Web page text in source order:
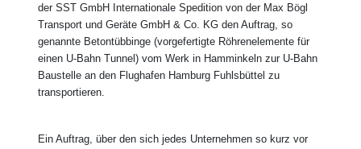
der SST GmbH Internationale Spedition von der Max Bögl
Transport und Geräte GmbH & Co. KG den Auftrag, so
genannte Betontübbinge (vorgefertigte Röhrenelemente für
einen U-Bahn Tunnel) vom Werk in Hamminkeln zur U-Bahn
Baustelle an den Flughafen Hamburg Fuhlsbüttel zu
transportieren.
Ein Auftrag, über den sich jedes Unternehmen so kurz vor